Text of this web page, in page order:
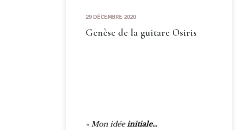
29 DÉCEMBRE 2020
Genèse de la guitare Osiris
« Mon idéeinitiale…